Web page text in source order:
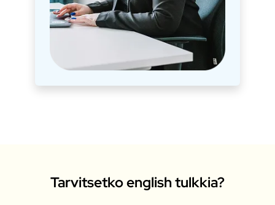
Tarvitsetko english tulkkia?